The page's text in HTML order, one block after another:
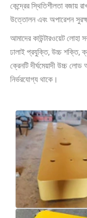
কেন্দ্রের স্থিতিশীলতা বজায়
উত্তোলন এবং অপারেশন
আমাদের কাউন্টারওয়েট লোহা
ঢালাই প্রযুক্তি, উচ্চ শক্তি,
ক্রেনটি দীর্ঘমেয়াদী উচ্চ
নির্ভরযোগ্য থাকে।